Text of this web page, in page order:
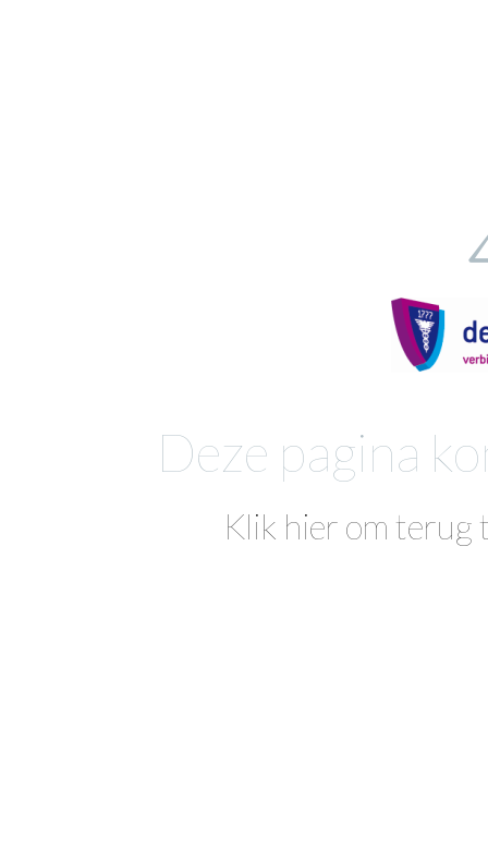
Deze pagina
Klik hier om terug